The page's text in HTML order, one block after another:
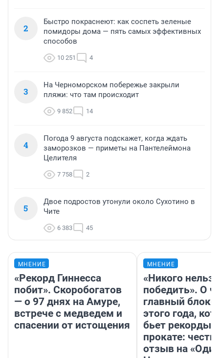
2
Быстро покраснеют: как соспеть зеленые
помидоры дома — пять самых эффективных
способов
10 251 4
3
На Черноморском побережье закрыли
пляжи: что там происходит
9 852 14
4
Погода 9 августа подскажет, когда ждать
заморозков — приметы на Пантелеймона
Целителя
7 758 2
5
Двое подростов утонули около Сухотино в
Чите
6 383 45
МНЕНИЕ
«Рекорд Гиннесса
побит». Скоробогатов
— о 97 днях на Амуре,
встрече с медведем и
спасении от истощения
МНЕНИЕ
«Никого нельзя
победить». О
главный
этого года,
бьет рекорды в
прокате:
отзыв на